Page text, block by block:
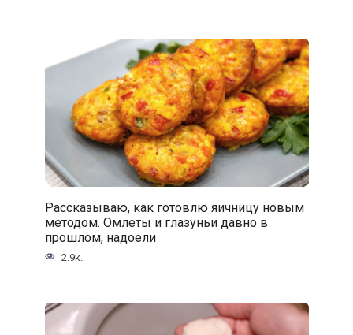
Рассказываю, как готовлю яичницу новым
методом. Омлеты и глазуньи давно в
прошлом, надоели
2.9к.